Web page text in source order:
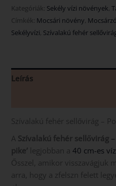
Kategóriák: Sekély vízi növények,
Címkék: Mocsári növény,
Sekélyvízi, Szívalakú fehér
Leírás
Szívalakú fehér sellővirág –
A Szívalakú fehér sellővirág
pike’ legjobban a 40 cm-es
Ősszel, amikor visszavágjuk
arra, hogy a zfelszn felett